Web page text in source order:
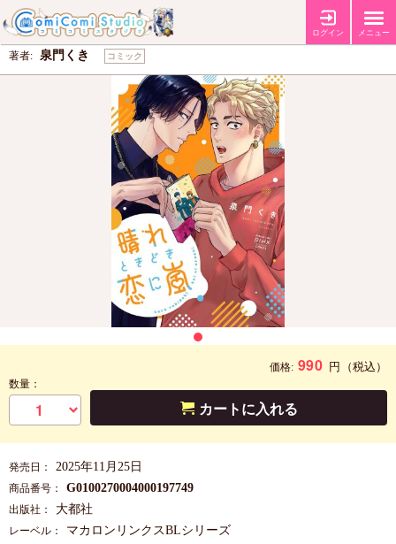
ログイン メニュー
晴れときどき恋に嵐
著者: 泉門くき コミック
価格: 990 円 （税込）
数量：
カートに入れる
発売日： 2025年11月25日
商品番号： G0100270004000197749
出版社： 大都社
レーベル： マカロンリンクスBLシリーズ